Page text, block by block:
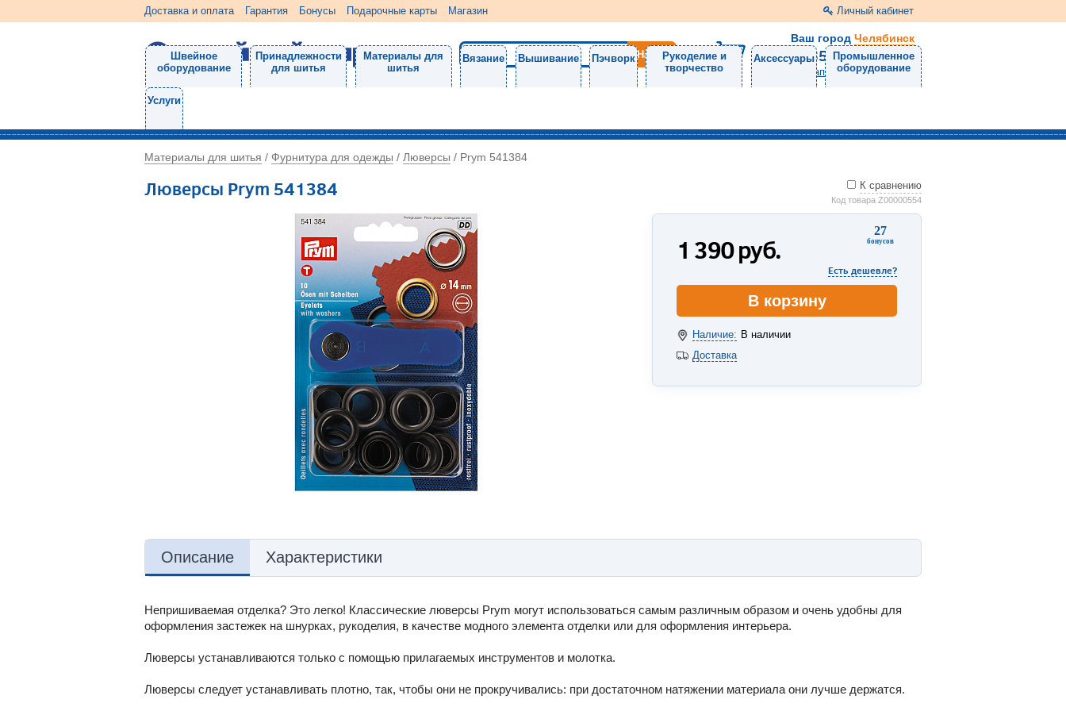
Доставка и оплата Гарантия Бонусы Подарочные карты Магазин Личный кабинет
Ваш город Челябинск
8 (351) 220-99-01
Напишите нам
Швейное
оборудование
Принадлежности
для шитья
Материалы для
шитья
Вязание Вышивание Пэчворк
Рукоделие и
творчество
Аксессуары
Промышленное
оборудование
Услуги
Материалы для шитья / Фурнитура для одежды / Люверсы / Prym 541384
Люверсы Prym 541384 К сравнению
Код товара Z00000554
27
бонусов
1 390руб.
Есть дешевле?
В корзину
Наличие: В наличии
Доставка
Описание Характеристики
Непришиваемая отделка? Это легко! Классические люверсы Prym могут использоваться самым различным образом и очень удобны для
оформления застежек на шнурках, рукоделия, в качестве модного элемента отделки или для оформления интерьера.
Люверсы устанавливаются только с помощью прилагаемых инструментов и молотка.
Люверсы следует устанавливать плотно, так, чтобы они не прокручивались: при достаточном натяжении материала они лучше держатся.